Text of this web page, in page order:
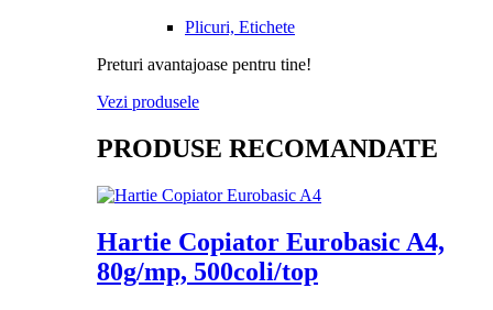
Plicuri, Etichete
Preturi avantajoase pentru tine!
Vezi produsele
PRODUSE RECOMANDATE
Hartie Copiator Eurobasic A4,
80g/mp, 500coli/top